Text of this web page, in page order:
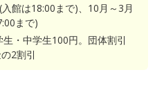
館は18:00まで)、10月～3月
まで)
・中学生100円。団体割引
2割引